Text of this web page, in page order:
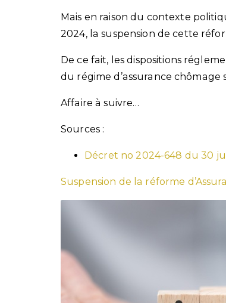
Mais en raison du contexte
2024, la suspension de cette
De ce fait, les dispositions
du régime d’assurance chômage
Affaire à suivre…
Sources :
Décret no 2024-648 du 30
Suspension de la réforme